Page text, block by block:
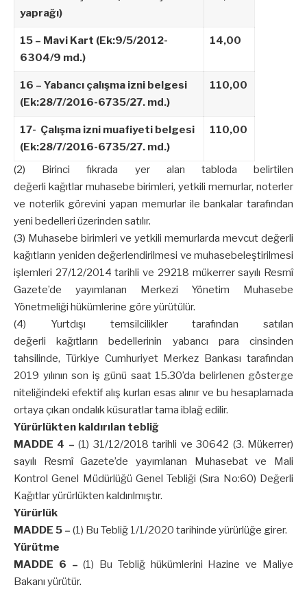
yaprağı)
15 – Mavi Kart (Ek:9/5/2012-
6304/9 md.)
14,00
16 – Yabancı çalışma izni belgesi
(Ek:28/7/2016-6735/27. md.)
110,00
17- Çalışma izni muafiyeti belgesi
(Ek:28/7/2016-6735/27. md.)
110,00
(2) Birinci fıkrada yer alan tabloda belirtilen
değerli kağıtlar muhasebe birimleri, yetkili memurlar, noterler
ve noterlik görevini yapan memurlar ile bankalar tarafından
yeni bedelleri üzerinden satılır.
(3) Muhasebe birimleri ve yetkili memurlarda mevcut değerli
kağıtların yeniden değerlendirilmesi ve muhasebeleştirilmesi
işlemleri 27/12/2014 tarihli ve 29218 mükerrer sayılı Resmî
Gazete’de yayımlanan Merkezi Yönetim Muhasebe
Yönetmeliği hükümlerine göre yürütülür.
(4) Yurtdışı temsilcilikler tarafından satılan
değerli kağıtların bedellerinin yabancı para cinsinden
tahsilinde, Türkiye Cumhuriyet Merkez Bankası tarafından
2019 yılının son iş günü saat 15.30’da belirlenen gösterge
niteliğindeki efektif alış kurları esas alınır ve bu hesaplamada
ortaya çıkan ondalık küsuratlar tama iblağ edilir.
Yürürlükten kaldırılan tebliğ
MADDE 4 –(1) 31/12/2018 tarihli ve 30642 (3. Mükerrer)
sayılı Resmî Gazete’de yayımlanan Muhasebat ve Mali
Kontrol Genel Müdürlüğü Genel Tebliği (Sıra No:60) Değerli
Kağıtlar yürürlükten kaldırılmıştır.
Yürürlük
MADDE 5 – (1) Bu Tebliğ 1/1/2020 tarihinde yürürlüğe girer.
Yürütme
MADDE 6 –(1) Bu Tebliğ hükümlerini Hazine ve Maliye
Bakanı yürütür.